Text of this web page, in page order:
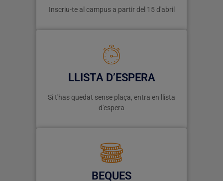
Inscriu-te al campus a partir del 15 d'abril
LLISTA D’ESPERA
Si t'has quedat sense plaça, entra en llista
d'espera
BEQUES